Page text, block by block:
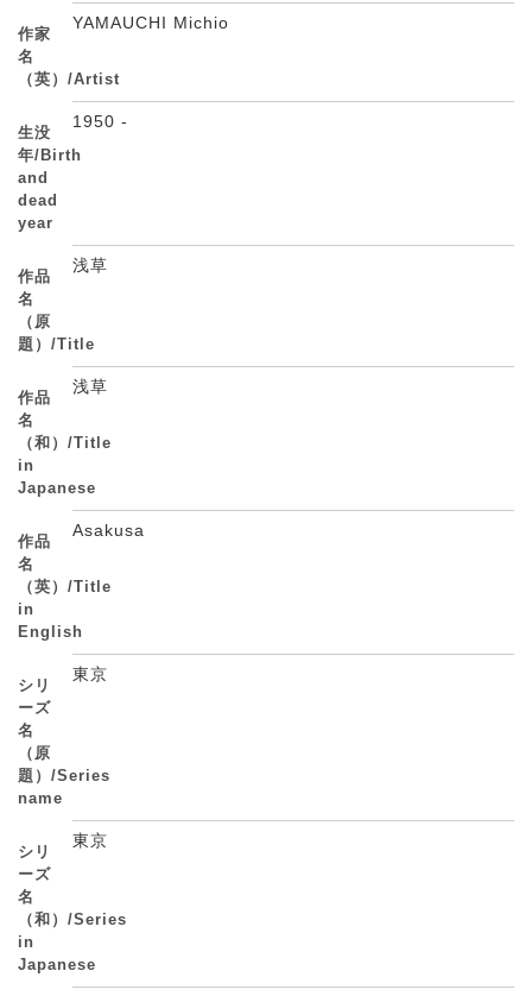
作家
名
（英）/Artist
YAMAUCHI Michio
生没
年/Birth
and
dead
year
1950 -
作品
名
（原
題）/Title
浅草
作品
名
（和）/Title
in
Japanese
浅草
作品
名
（英）/Title
in
English
Asakusa
シリ
ーズ
名
（原
題）/Series
name
東京
シリ
ーズ
名
（和）/Series
in
Japanese
東京